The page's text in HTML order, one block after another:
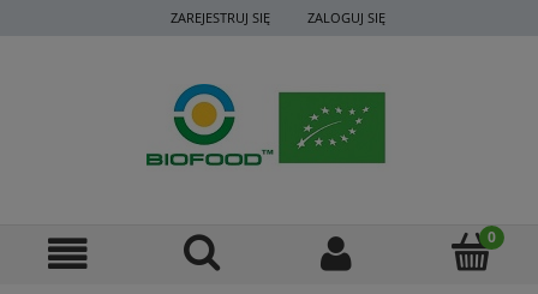
ZAREJESTRUJ SIĘ ZALOGUJ SIĘ